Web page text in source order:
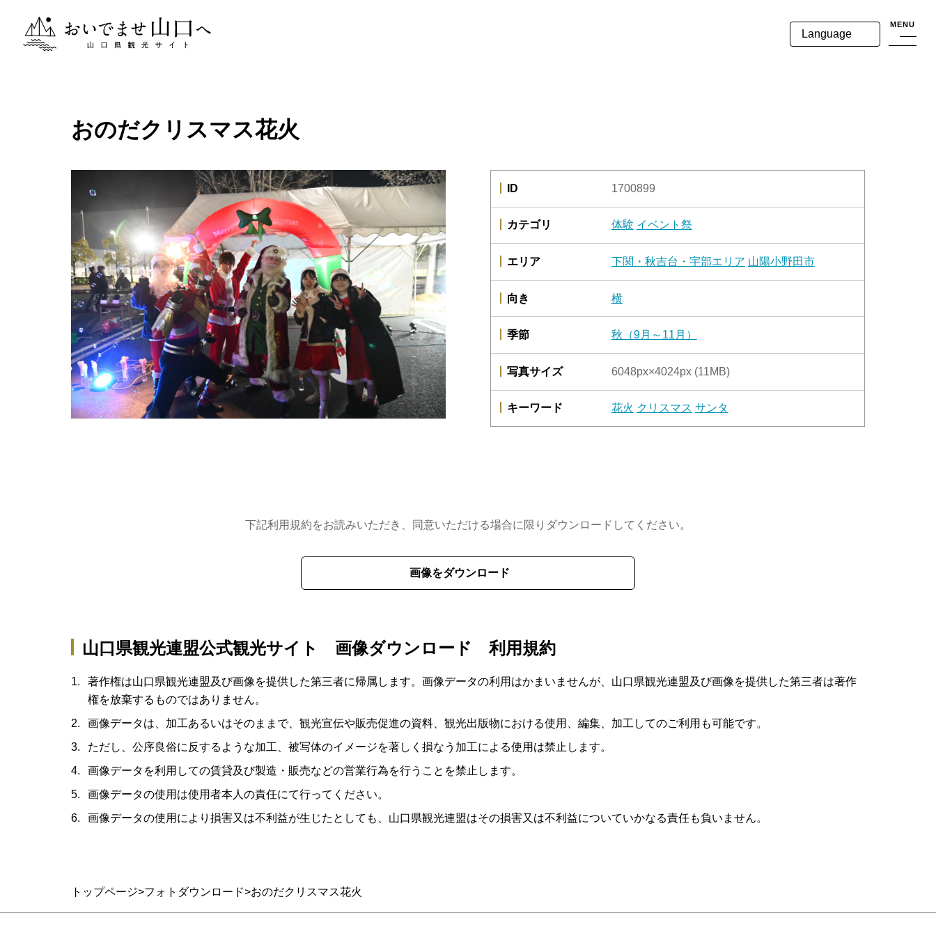
おいでませ山口へー山口県観光サイト MENU
Language
トップページ フォトダウンロード おのだクリスマス花火
おのだクリスマス花火
ID 1700899
カテゴリ 体験 イベント祭
エリア 下関・秋吉台・宇部エリア 山陽小野田市
向き 横
季節 秋（9月～11月）
写真サイズ 6048px×4024px (11MB)
キーワード 花火 クリスマス サンタ
下記利用規約をお読みいただき、同意いただける場合に限りダウンロードしてください。
画像をダウンロード
山口県観光連盟公式観光サイト 画像ダウンロード 利用規約
著作権は山口県観光連盟及び画像を提供した第三者に帰属します。画像データの利用はかまいませんが、山口県観光連盟及び画像を提供した第三者は著作
権を放棄するものではありません。
画像データは、加工あるいはそのままで、観光宣伝や販売促進の資料、観光出版物における使用、編集、加工してのご利用も可能です。
ただし、公序良俗に反するような加工、被写体のイメージを著しく損なう加工による使用は禁止します。
画像データを利用しての賃貸及び製造・販売などの営業行為を行うことを禁止します。
画像データの使用は使用者本人の責任にて行ってください。
画像データの使用により損害又は不利益が生じたとしても、山口県観光連盟はその損害又は不利益についていかなる責任も負いません。